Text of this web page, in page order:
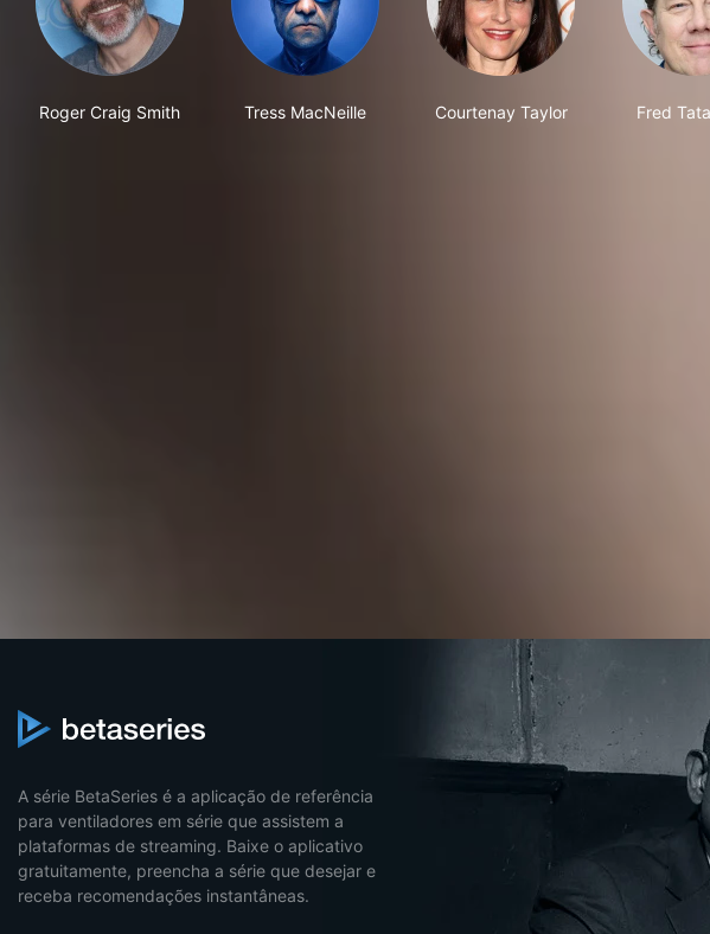
Roger Craig Smith Tress MacNeille Courtenay Taylor Fred
A série BetaSeries é a aplicação de referência
para ventiladores em série que assistem a
plataformas de streaming. Baixe o aplicativo
gratuitamente, preencha a série que desejar e
receba recomendações instantâneas.